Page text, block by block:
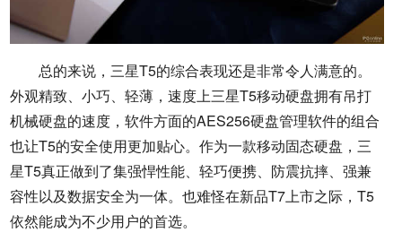
总的来说，三星T5的综合表现还是非常令人满意的。
外观精致、小巧、轻薄，速度上三星T5移动硬盘拥有吊打
机械硬盘的速度，软件方面的AES256硬盘管理软件的组合
也让T5的安全使用更加贴心。作为一款移动固态硬盘，三
星T5真正做到了集强悍性能、轻巧便携、防震抗摔、强兼
容性以及数据安全为一体。也难怪在新品T7上市之际，T5
依然能成为不少用户的首选。